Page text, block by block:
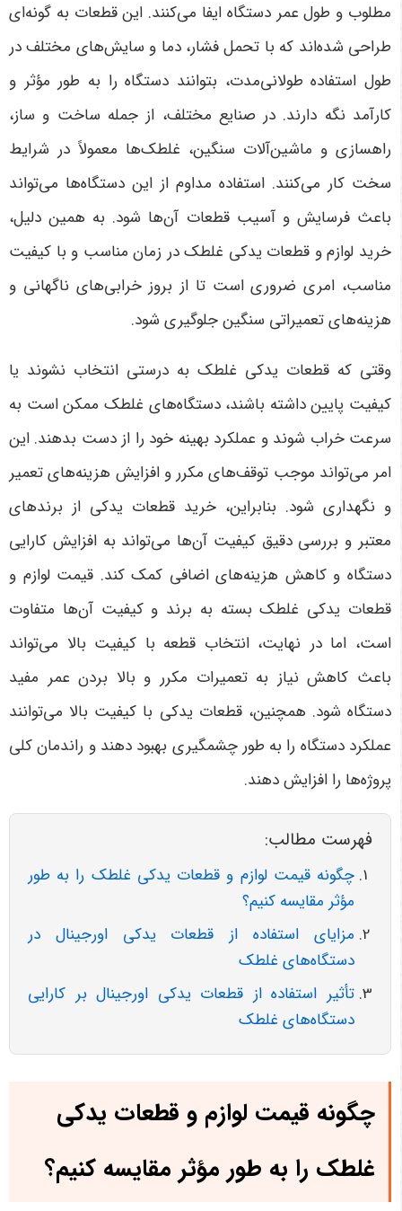
مطلوب و طول عمر دستگاه ایفا می‌کنند. این قطعات به گونه‌ای
طراحی شده‌اند که با تحمل فشار، دما و سایش‌های مختلف در
طول استفاده طولانی‌مدت، بتوانند دستگاه را به طور مؤثر و
کارآمد نگه دارند. در صنایع مختلف، از جمله ساخت و ساز،
راهسازی و ماشین‌آلات سنگین، غلطک‌ها معمولاً در شرایط
سخت کار می‌کنند. استفاده مداوم از این دستگاه‌ها می‌تواند
باعث فرسایش و آسیب قطعات آن‌ها شود. به همین دلیل،
خرید لوازم و قطعات یدکی غلطک در زمان مناسب و با کیفیت
مناسب، امری ضروری است تا از بروز خرابی‌های ناگهانی و
هزینه‌های تعمیراتی سنگین جلوگیری شود.
وقتی که قطعات یدکی غلطک به درستی انتخاب نشوند یا
کیفیت پایین داشته باشند، دستگاه‌های غلطک ممکن است به
سرعت خراب شوند و عملکرد بهینه خود را از دست بدهند. این
امر می‌تواند موجب توقف‌های مکرر و افزایش هزینه‌های تعمیر
و نگهداری شود. بنابراین، خرید قطعات یدکی از برندهای
معتبر و بررسی دقیق کیفیت آن‌ها می‌تواند به افزایش کارایی
دستگاه و کاهش هزینه‌های اضافی کمک کند. قیمت لوازم و
قطعات یدکی غلطک بسته به برند و کیفیت آن‌ها متفاوت
است، اما در نهایت، انتخاب قطعه با کیفیت بالا می‌تواند
باعث کاهش نیاز به تعمیرات مکرر و بالا بردن عمر مفید
دستگاه شود. همچنین، قطعات یدکی با کیفیت بالا می‌توانند
عملکرد دستگاه را به طور چشمگیری بهبود دهند و راندمان کلی
پروژه‌ها را افزایش دهند.
فهرست مطالب:
چگونه قیمت لوازم و قطعات یدکی غلطک را به طور
مؤثر مقایسه کنیم؟
مزایای استفاده از قطعات یدکی اورجینال در
دستگاه‌های غلطک
تأثیر استفاده از قطعات یدکی اورجینال بر کارایی
دستگاه‌های غلطک
چگونه قیمت لوازم و قطعات یدکی
غلطک را به طور مؤثر مقایسه کنیم؟